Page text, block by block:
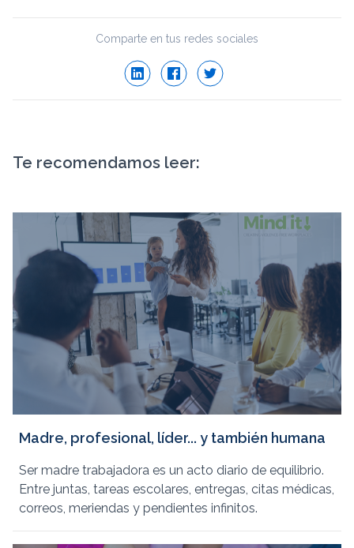
Comparte en tus redes sociales
Te recomendamos leer:
Madre, profesional, líder... y también humana
Ser madre trabajadora es un acto diario de equilibrio.
Entre juntas, tareas escolares, entregas, citas médicas,
correos, meriendas y pendientes infinitos.